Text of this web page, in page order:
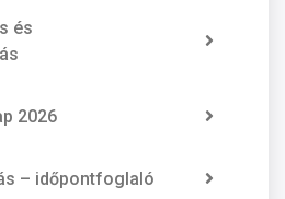
és
2026
– időpontfoglaló